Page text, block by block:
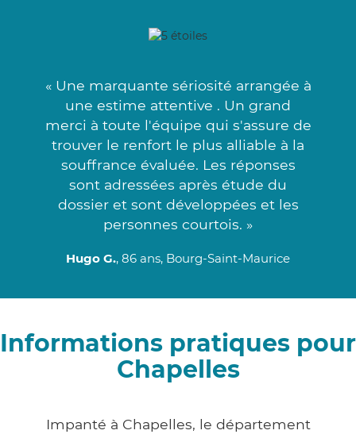
« Une marquante sériosité arrangée à
une estime attentive . Un grand
merci à toute l'équipe qui s'assure de
trouver le renfort le plus alliable à la
souffrance évaluée. Les réponses
sont adressées après étude du
dossier et sont développées et les
personnes courtois. »
Hugo G., 86 ans, Bourg-Saint-Maurice
Informations pratiques pour
Chapelles
Impanté à Chapelles, le département